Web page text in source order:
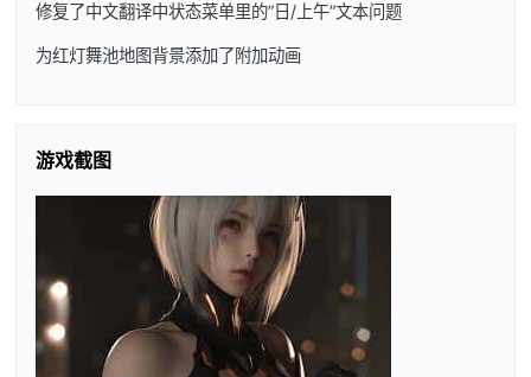
修复了中文翻译中状态菜单里的”日/上午”文本问题
为红灯舞池地图背景添加了附加动画
游戏截图